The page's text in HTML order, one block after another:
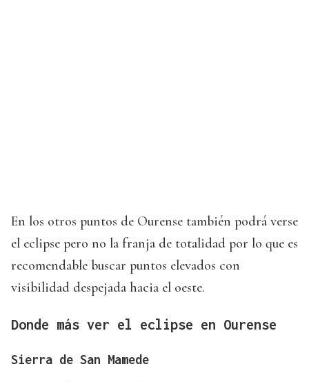
En los otros puntos de Ourense también podrá verse
el eclipse pero no la franja de totalidad por lo que es
recomendable buscar puntos elevados con
visibilidad despejada hacia el oeste.
Donde más ver el eclipse en Ourense
Sierra de San Mamede